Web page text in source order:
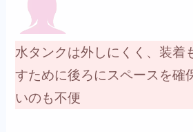
水タンクは外しにくく、装着
すために後ろにスペースを確
いのも不便